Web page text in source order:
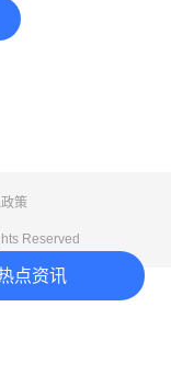
点资讯
策
Reserved